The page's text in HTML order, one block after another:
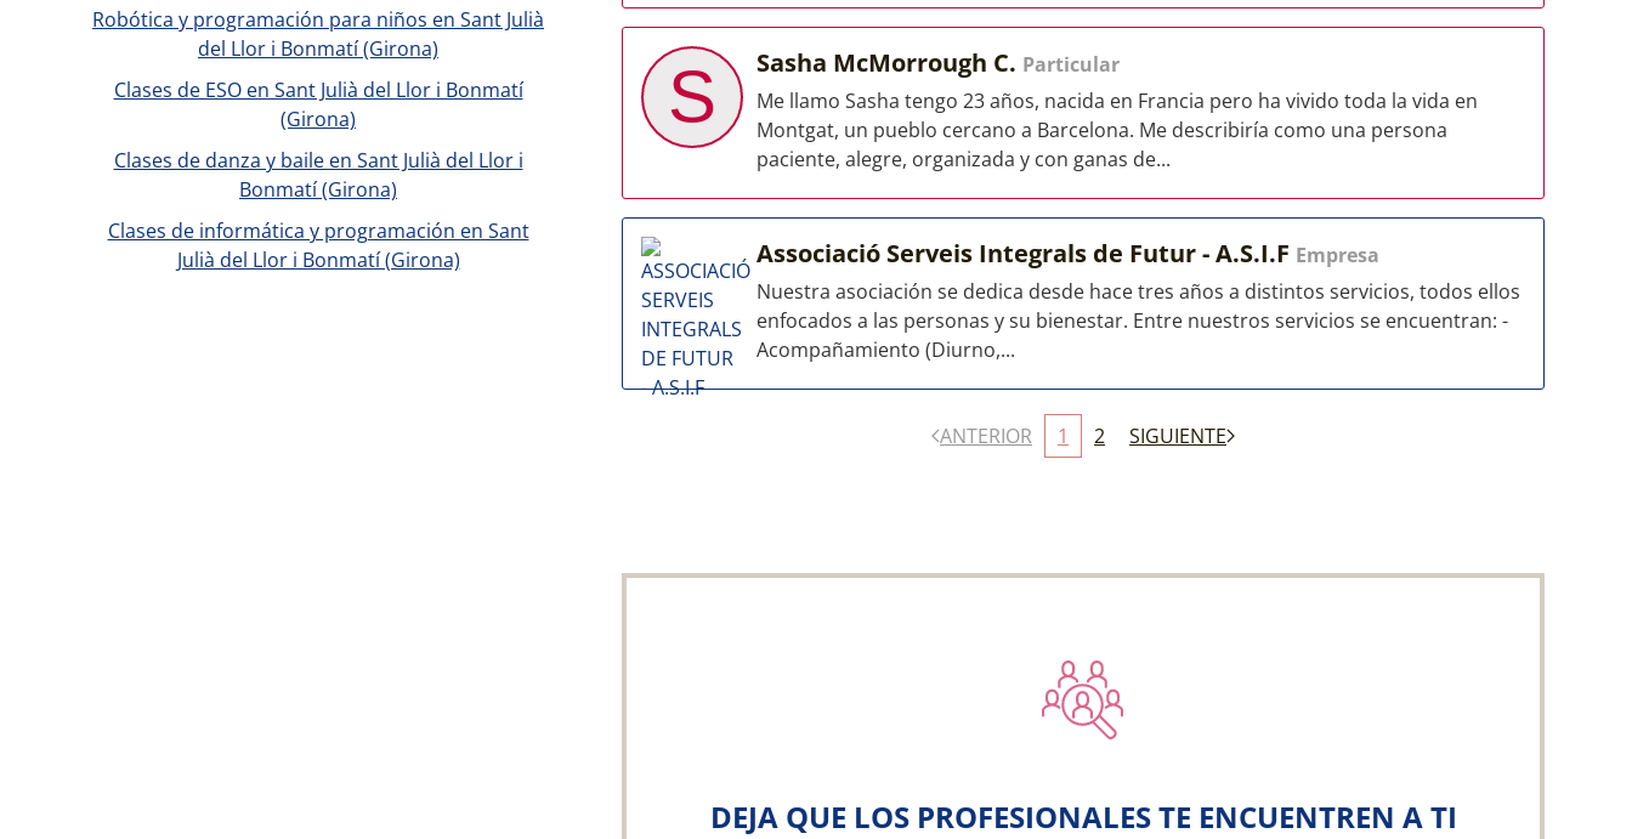
S Sasha McMorrough C. Particular
Me llamo Sasha tengo 23 años, nacida en Francia pero ha vivido toda la vida en
Montgat, un pueblo cercano a Barcelona. Me describiría como una persona
paciente, alegre, organizada y con ganas de...
Associació Serveis Integrals de Futur - A.S.I.F Empresa
Nuestra asociación se dedica desde hace tres años a distintos servicios, todos ellos
enfocados a las personas y su bienestar. Entre nuestros servicios se encuentran: -
Acompañamiento (Diurno,...
ANTERIOR 1 2 SIGUIENTE
DEJA QUE LOS PROFESIONALES TE ENCUENTREN A TI
Robótica y programación para niños en Sant Julià
del Llor i Bonmatí (Girona)
Clases de ESO en Sant Julià del Llor i Bonmatí
(Girona)
Clases de danza y baile en Sant Julià del Llor i
Bonmatí (Girona)
Clases de informática y programación en Sant
Julià del Llor i Bonmatí (Girona)